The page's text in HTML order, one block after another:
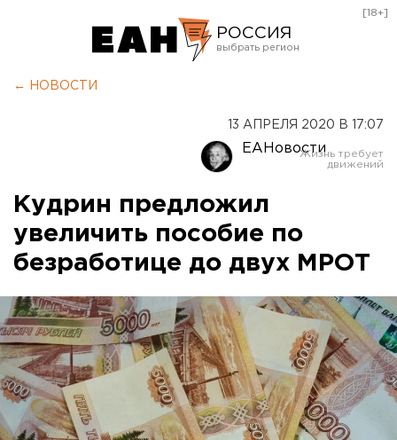
РОССИЯ
Оренбург
[18+]
← НОВОСТИ
13 АПРЕЛЯ 2020 В 17:07
ЕАНовости
Кудрин предложил
увеличить пособие по
безработице до двух МРОТ